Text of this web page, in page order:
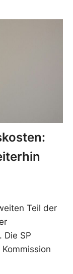
Teil der
Die SP